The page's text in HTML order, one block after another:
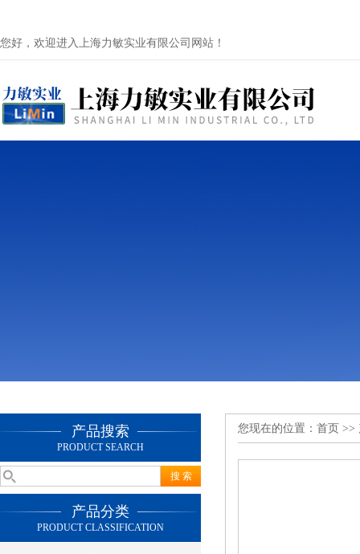
您好，欢迎进入上海力敏实业有限公司网站！
产品搜索
PRODUCT SEARCH
产品分类
PRODUCT CLASSIFICATION
您现在的位置： 首页 >>